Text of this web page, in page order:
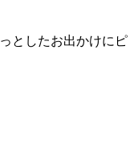
としたお出かけにピ